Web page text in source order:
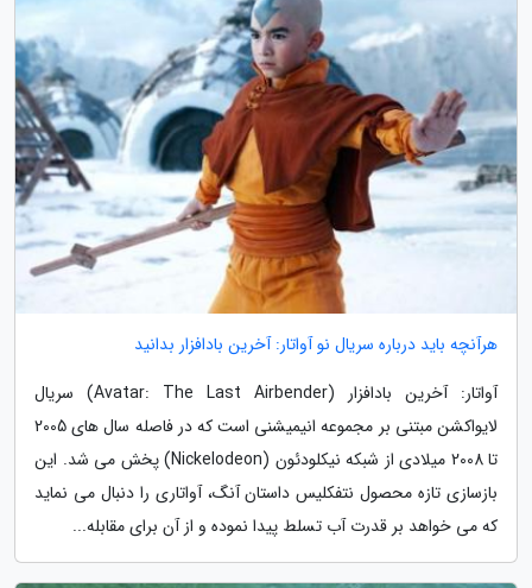
هرآنچه باید درباره سریال نو آواتار: آخرین بادافزار بدانید
آواتار: آخرین بادافزار (Avatar: The Last Airbender) سریال
لایواکشن مبتنی بر مجموعه انیمیشنی است که در فاصله سال های 2005
تا 2008 میلادی از شبکه نیکلودئون (Nickelodeon) پخش می شد. این
بازسازی تازه محصول نتفکلیس داستان آنگ، آواتاری را دنبال می نماید
که می خواهد بر قدرت آب تسلط پیدا نموده و از آن برای مقابله...